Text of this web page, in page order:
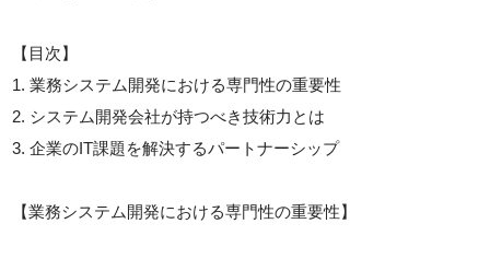
【目次】
1. 業務システム開発における専門性の重要性
2. システム開発会社が持つべき技術力とは
3. 企業のIT課題を解決するパートナーシップ
【業務システム開発における専門性の重要性】